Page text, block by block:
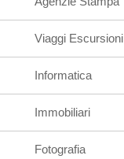
Viaggi Escursioni
Informatica
Immobiliari
Fotografia